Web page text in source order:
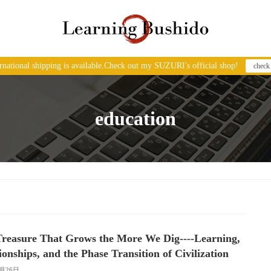
shipping is available.Check out my SUZURI's official shop! check
education
That Grows the More We Dig----Learning,
and the Phase Transition of Civilization